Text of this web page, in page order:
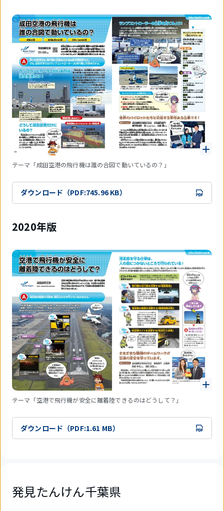
テーマ「成田空港の飛行機は誰の合図で動いているの？」
ダウンロード（PDF:745.96 KB）
2020年版
テーマ「空港で飛行機が安全に離着陸できるのはどうして？」
ダウンロード（PDF:1.61 MB）
発見たんけん千葉県